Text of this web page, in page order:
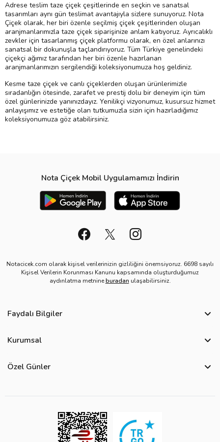
Adrese teslim taze çiçek çeşitlerinde en seçkin ve sanatsal
tasarımları aynı gün teslimat avantajıyla sizlere sunuyoruz. Nota
Çiçek olarak, her biri özenle seçilmiş çiçek çeşitlerinden oluşan
aranjmanlarımızla taze çiçek siparişinize anlam katıyoruz. Ayrıcalıklı
zevkler için tasarlanmış çiçek platformu olarak, en özel anlarınızı
sanatsal bir dokunuşla taçlandırıyoruz. Tüm Türkiye genelindeki
çiçekçi ağımız tarafından her biri özenle hazırlanan
aranjmanlarımızın sergilendiği koleksiyonumuza hoş geldiniz.
Kesme taze çiçek ve canlı çiçeklerden oluşan ürünlerimizle
sıradanlığın ötesinde, zarafet ve prestij dolu bir deneyim için tüm
özel günlerinizde yanınızdayız. Yenilikçi vizyonumuz, kusursuz hizmet
anlayışımız ve estetiğe olan tutkumuzla sizin için hazırladığımız
koleksiyonumuza göz atabilirsiniz.
Nota Çiçek Mobil Uygulamamızı İndirin
Notacicek.com olarak kişisel verilerinizin gizliliğini önemsiyoruz. 6698 sayılı
Kişisel Verilerin Korunması Kanunu kapsamında oluşturduğumuz
aydınlatma metnineburadan ulaşabilirsiniz.
Faydalı Bilgiler
Site Haritası
Görsel Kontrol Süreci
Ürün Sıralama Kriterleri
Kurumsal
Üyelik Sözleşmesi
Özel Günler
Kadınlar Günü Çiçekleri
Sevgililer Günü Çiçekleri